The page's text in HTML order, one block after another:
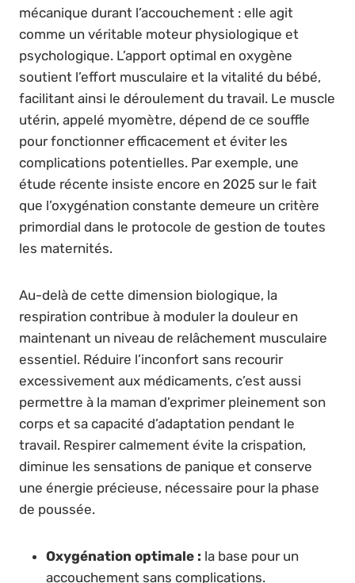
mécanique durant l’accouchement : elle agit
comme un véritable moteur physiologique et
psychologique. L’apport optimal en oxygène
soutient l’effort musculaire et la vitalité du bébé,
facilitant ainsi le déroulement du travail. Le muscle
utérin, appelé myomètre, dépend de ce souffle
pour fonctionner efficacement et éviter les
complications potentielles. Par exemple, une
étude récente insiste encore en 2025 sur le fait
que l’oxygénation constante demeure un critère
primordial dans le protocole de gestion de toutes
les maternités.
Au-delà de cette dimension biologique, la
respiration contribue à moduler la douleur en
maintenant un niveau de relâchement musculaire
essentiel. Réduire l’inconfort sans recourir
excessivement aux médicaments, c’est aussi
permettre à la maman d’exprimer pleinement son
corps et sa capacité d’adaptation pendant le
travail. Respirer calmement évite la crispation,
diminue les sensations de panique et conserve
une énergie précieuse, nécessaire pour la phase
de poussée.
Oxygénation optimale : la base pour un
accouchement sans complications.